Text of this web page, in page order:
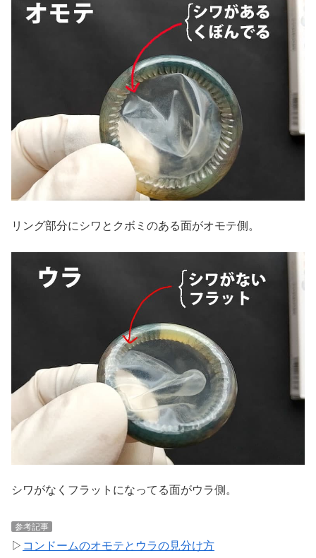
リング部分にシワとクボミのある面がオモテ側。
シワがなくフラットになってる面がウラ側。
参考記事
▷ コンドームのオモテとウラの見分け方